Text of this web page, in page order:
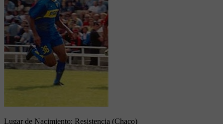
Lugar de Nacimiento: Resistencia (Chaco)